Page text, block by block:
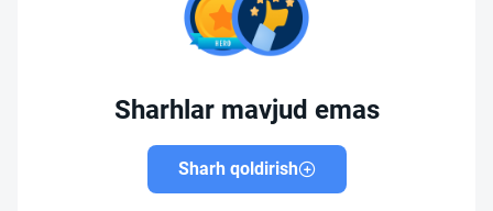
Sharhlar mavjud emas
Sharh qoldirish